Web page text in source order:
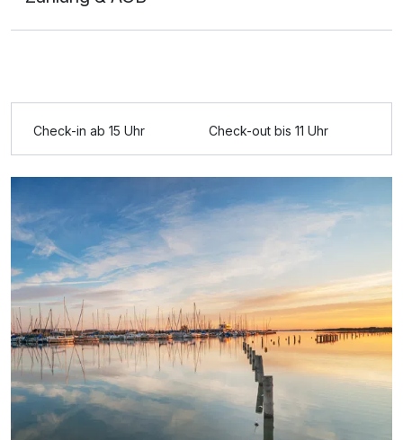
Ausstattung
Für 3 Tage p.P. ab
Doppelzimmer Komfort Seeseite
2 Erwachsene und 2 Kinder
Check-in ab 15 Uhr Check-out bis 11 Uhr